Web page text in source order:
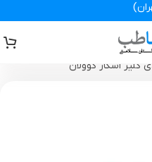
زخم
کرم ، ژل و پانسمان ضد
اسکار کوولان